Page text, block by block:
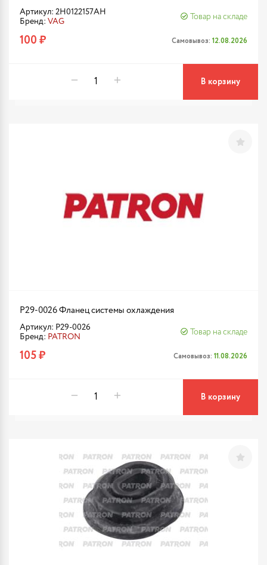
Артикул: 2H0122157AH
Бренд: VAG
Товар на складе
100 ₽ Самовывоз: 12.08.2026
В корзину
P29-0026 Фланец системы охлаждения
Артикул: P29-0026
Бренд: PATRON
Товар на складе
105 ₽ Самовывоз: 11.08.2026
В корзину